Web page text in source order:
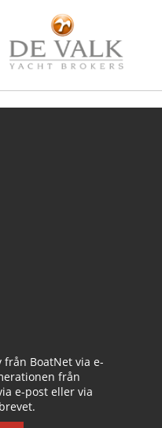
från BoatNet via e-
från
e-post eller via